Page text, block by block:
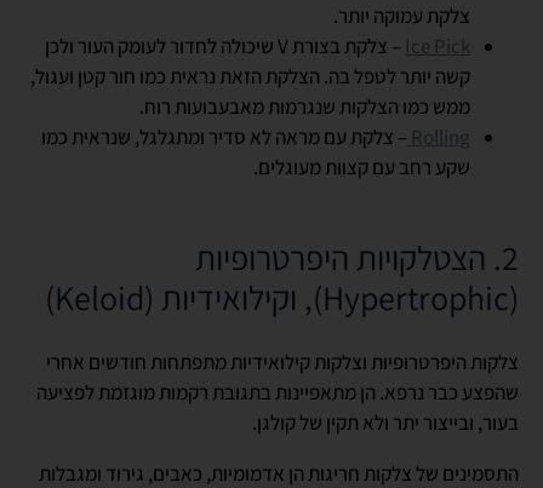
צלקת עמוקה יותר.
Ice Pick – צלקת בצורתVשיכולה לחדור לעומק העור ולכן
קשה יותר לטפל בה. הצלקת הזאת נראית כמו חור קטן ועגול,
ממש כמו הצלקות שנגרמות מאבעבועות רוח.
Rolling – צלקת עם מראה לא סדיר ומתגלגל, שנראית כמו
שקע רחב עם קצוות מעוגלים.
2. הצטלקויות היפרטרופיות
(
Hypertrophic), וקילואידיות (Keloid
)
צלקות היפרטרופיות וצלקות קילואידיות מתפתחות חודשים אחרי
שהפצע כבר נרפא. הן מתאפיינות בתגובת רקמות מוגזמת לפציעה
בעור, ובייצור יתר ולא תקין של קולגן.
התסמינים של צלקות חריגות הן אדמומיות, כאבים, גירוד ומגבלות